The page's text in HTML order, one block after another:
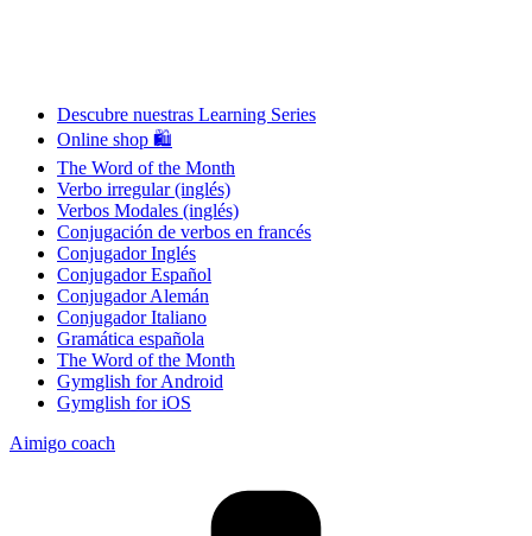
Descubre nuestras Learning Series
Online shop 🛍
The Word of the Month
Verbo irregular (inglés)
Verbos Modales (inglés)
Conjugación de verbos en francés
Conjugador Inglés
Conjugador Español
Conjugador Alemán
Conjugador Italiano
Gramática española
The Word of the Month
Gymglish for Android
Gymglish for iOS
Aimigo coach